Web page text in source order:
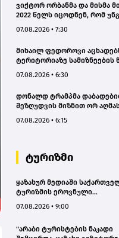
ვიქტორ ორბანმა და მისმა
2022 წელს იცოდნენ, რომ
გააკეთეს - პეტერ მადიარი
07.08.2026 • 7:30
მიხაილ ფედოროვი
ტერიტორიაზე სამიზნეების
მოლაპარაკებებს აწარმოებს
07.08.2026 • 6:30
დონალდ ტრამპმა
შეზღუდვის მიზნით ორ
07.08.2026 • 6:15
ტურიზმი
ყაზახურ მედიაში
ტურიზმის ეროვნული
კამპანიის ფარგლებში
07.08.2026 • 9:00
"არაბი ტურისტების ნაკადი